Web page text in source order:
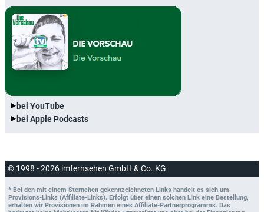
bei YouTube
bei Apple Podcasts
© 1998 - 2026 imfernsehen GmbH & Co. KG
* Bei den mit einem Sternchen gekennzeichneten Links handelt es sich um
Provisions-Links (Affiliate-Links). Erfolgt über einen solchen Link eine Bestellung,
erhalten wir Provisionen im Rahmen eines Affiliate-Partnerprogramms. Das